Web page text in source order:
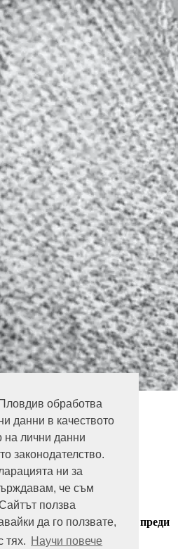
обработва
данни в качеството
на лични данни
законодателство.
ни за
че съм
ползва
да го ползвате,
тях. Научи повече
оферти от театъра преди